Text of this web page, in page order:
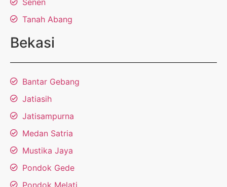
Tanah Abang
Bekasi
Bantar Gebang
Jatiasih
Jatisampurna
Medan Satria
Mustika Jaya
Pondok Gede
Pondok Melati